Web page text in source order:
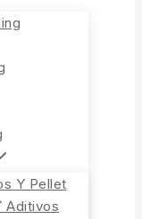
Y Pellet
Aditivos